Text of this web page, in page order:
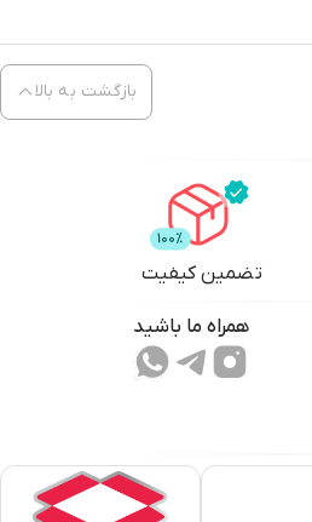
بازگشت به بالا
تضمین کیفیت
همراه ما باشید